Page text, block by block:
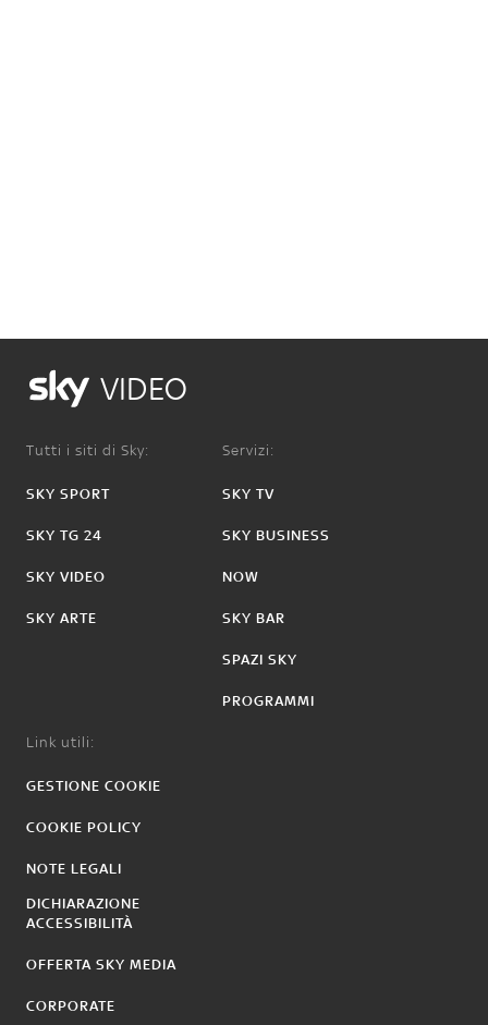
VIDEO
Tutti i siti di Sky:
SKY SPORT
SKY TG 24
SKY VIDEO
SKY ARTE
Servizi:
SKY TV
SKY BUSINESS
NOW
SKY BAR
SPAZI SKY
PROGRAMMI
Link utili:
GESTIONE COOKIE
COOKIE POLICY
NOTE LEGALI
DICHIARAZIONE
ACCESSIBILITÀ
OFFERTA SKY MEDIA
CORPORATE